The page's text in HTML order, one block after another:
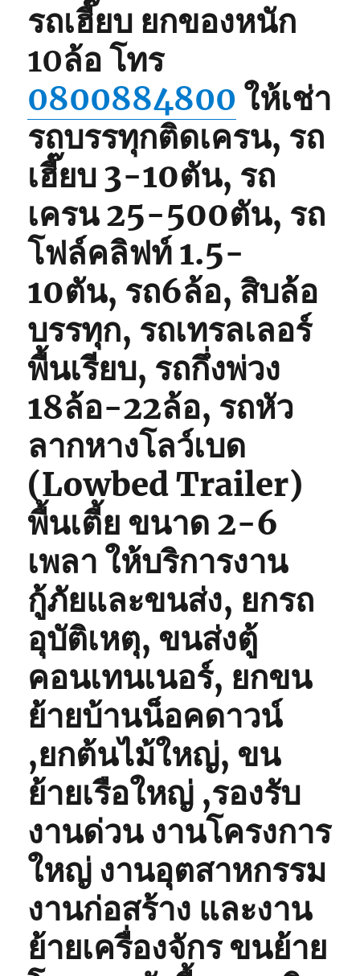
รถเฮี๊ยบ ยกของหนัก
10ล้อ โทร
0800884800 ให้เช่า
รถบรรทุกติดเครน, รถ
เฮี๊ยบ 3-10ตัน, รถ
เครน 25-500ตัน, รถ
โฟล์คลิฟท์ 1.5-
10ตัน, รถ6ล้อ, สิบล้อ
บรรทุก, รถเทรลเลอร์
พื้นเรียบ, รถกึ่งพ่วง
18ล้อ-22ล้อ, รถหัว
ลากหางโลว์เบด
(Lowbed Trailer)
พื้นเตี้ย ขนาด 2-6
เพลา ให้บริการงาน
กู้ภัยและขนส่ง, ยกรถ
อุบัติเหตุ, ขนส่งตู้
คอนเทนเนอร์, ยกขน
ย้ายบ้านน็อคดาวน์
,ยกต้นไม้ใหญ่, ขน
ย้ายเรือใหญ่ ,รองรับ
งานด่วน งานโครงการ
ใหญ่ งานอุตสาหกรรม
งานก่อสร้าง และงาน
ย้ายเครื่องจักร ขนย้าย